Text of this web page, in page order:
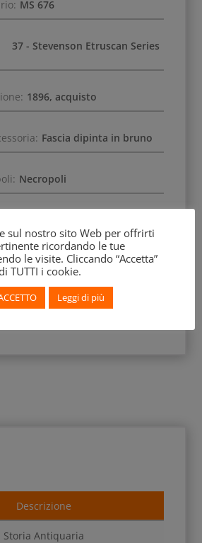
MS 676
37 - Stevenson Etruscan Series
1896, acquisto
Fascia dipinta in bruno
Necropoli
Descrizione
Storia Antiquaria
sul nostro sito Web per offrirti
ricordando le tue
le visite. Cliccando “Accetta”
TUTTI i cookie.
Leggi di più